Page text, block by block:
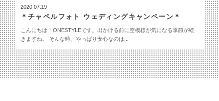
2020.07.19
＊チャペルフォト ウェディングキャンペーン＊
こんにちは！ONESTYLEです。出かける前に空模様が気になる季節が続
きますね。 そんな時、やっぱり安心なのは...